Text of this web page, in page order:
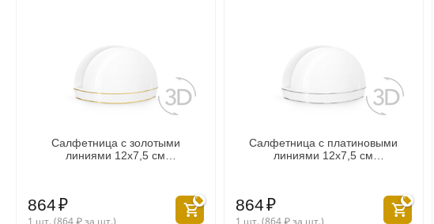
Салфетница с золотыми
линиями 12x7,5 см
864₽
1 шт. (864₽за шт.)
Салфетница с платиновыми
линиями 12x7,5 см
864₽
1 шт. (864₽за шт.)